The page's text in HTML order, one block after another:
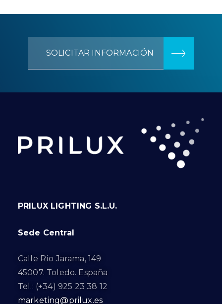
SOLICITAR INFORMACIÓN
PRILUX LIGHTING S.L.U.
Sede Central
Calle Río Jarama, 149
45007. Toledo. España
Tel.: (+34) 925 23 38 12
marketing@prilux.es